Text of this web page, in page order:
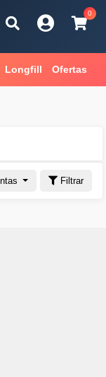
0
Longfill Ofertas
Filtrar